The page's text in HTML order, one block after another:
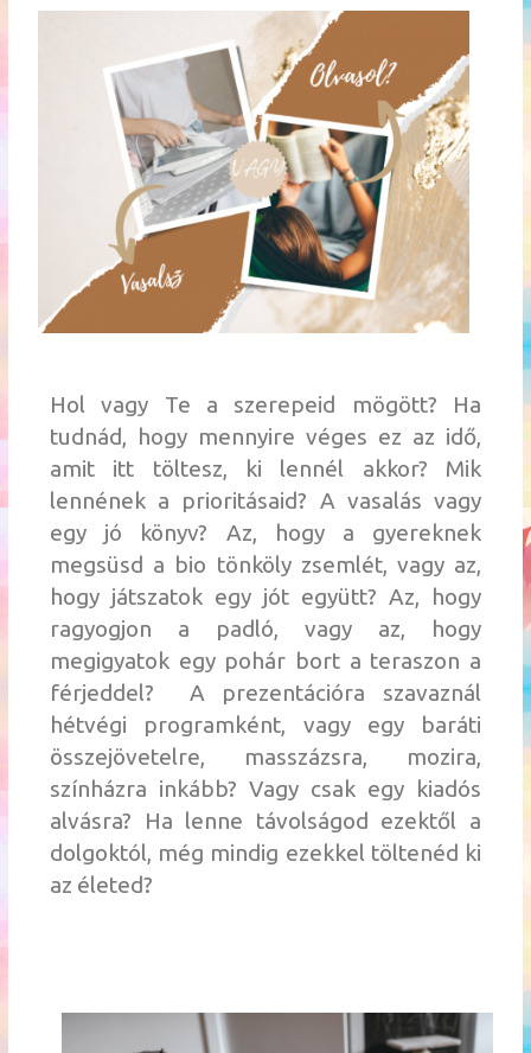
Hol vagy Te a szerepeid mögött? Ha
tudnád, hogy mennyire véges ez az idő,
amit itt töltesz, ki lennél akkor? Mik
lennének a prioritásaid? A vasalás vagy
egy jó könyv? Az, hogy a gyereknek
megsüsd a bio tönköly zsemlét, vagy az,
hogy játszatok egy jót együtt? Az, hogy
ragyogjon a padló, vagy az, hogy
megigyatok egy pohár bort a teraszon a
férjeddel? A prezentációra szavaznál
hétvégi programként, vagy egy baráti
összejövetelre, masszázsra, mozira,
színházra inkább? Vagy csak egy kiadós
alvásra? Ha lenne távolságod ezektől a
dolgoktól, még mindig ezekkel töltenéd ki
az életed?